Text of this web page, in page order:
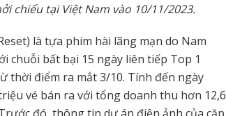
chiếu tại Việt Nam vào 10/11/2023.
là tựa phim hài lãng mạn do Nam
chuỗi bất bại 15 ngày liên tiếp Top 1
thời điểm ra mắt 3/10. Tính đến ngày
vé bán ra với tổng doanh thu hơn 12,6
đó, thông tin dự án điện ảnh của cặp